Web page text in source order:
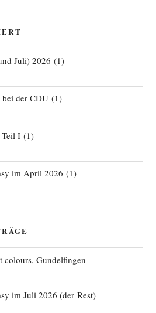
Juli) 2026 (1)
bei der CDU(1)
I(1)
im April 2026 (1)
colours, Gundelfingen
im Juli 2026 (der Rest)